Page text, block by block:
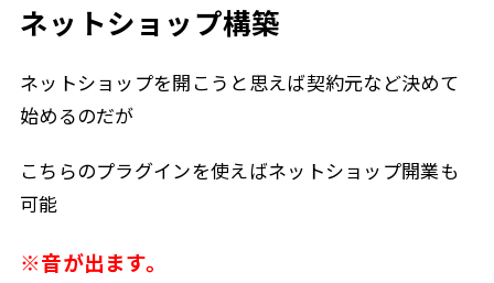
ネットショップ構築
ネットショップを開こうと思えば契約元など決めて
始めるのだが
こちらのプラグインを使えばネットショップ開業も
可能
※音が出ます。